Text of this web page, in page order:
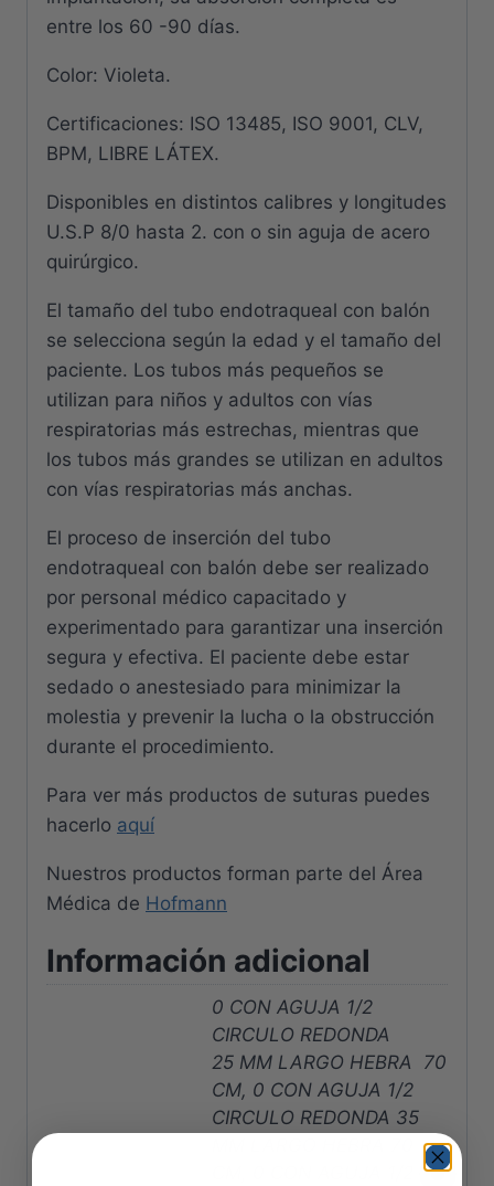
entre los 60 -90 días.
Color: Violeta.
Certificaciones: ISO 13485, ISO 9001, CLV,
BPM, LIBRE LÁTEX.
Disponibles en distintos calibres y longitudes
U.S.P 8/0 hasta 2. con o sin aguja de acero
quirúrgico.
El tamaño del tubo endotraqueal con balón
se selecciona según la edad y el tamaño del
paciente. Los tubos más pequeños se
utilizan para niños y adultos con vías
respiratorias más estrechas, mientras que
los tubos más grandes se utilizan en adultos
con vías respiratorias más anchas.
El proceso de inserción del tubo
endotraqueal con balón debe ser realizado
por personal médico capacitado y
experimentado para garantizar una inserción
segura y efectiva. El paciente debe estar
sedado o anestesiado para minimizar la
molestia y prevenir la lucha o la obstrucción
durante el procedimiento.
Para ver más productos de suturas puedes
hacerlo aquí
Nuestros productos forman parte del Área
Médica de Hofmann
Información adicional
0 CON AGUJA 1/2
CIRCULO REDONDA
25 MM LARGO HEBRA 70
CM, 0 CON AGUJA 1/2
CIRCULO REDONDA 35